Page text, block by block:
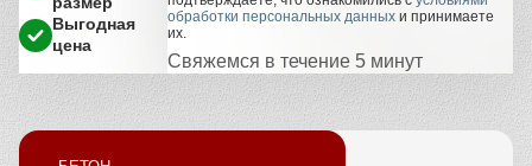
Выгодная
цена
обработки персональных данных и принимаете
их.
Свяжемся в течение 5 минут